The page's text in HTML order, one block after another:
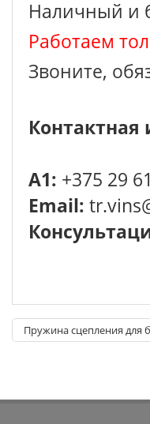
Наличный и
Работаем
Звоните,
A1: +375 29
Email:
Пружина сцепления для